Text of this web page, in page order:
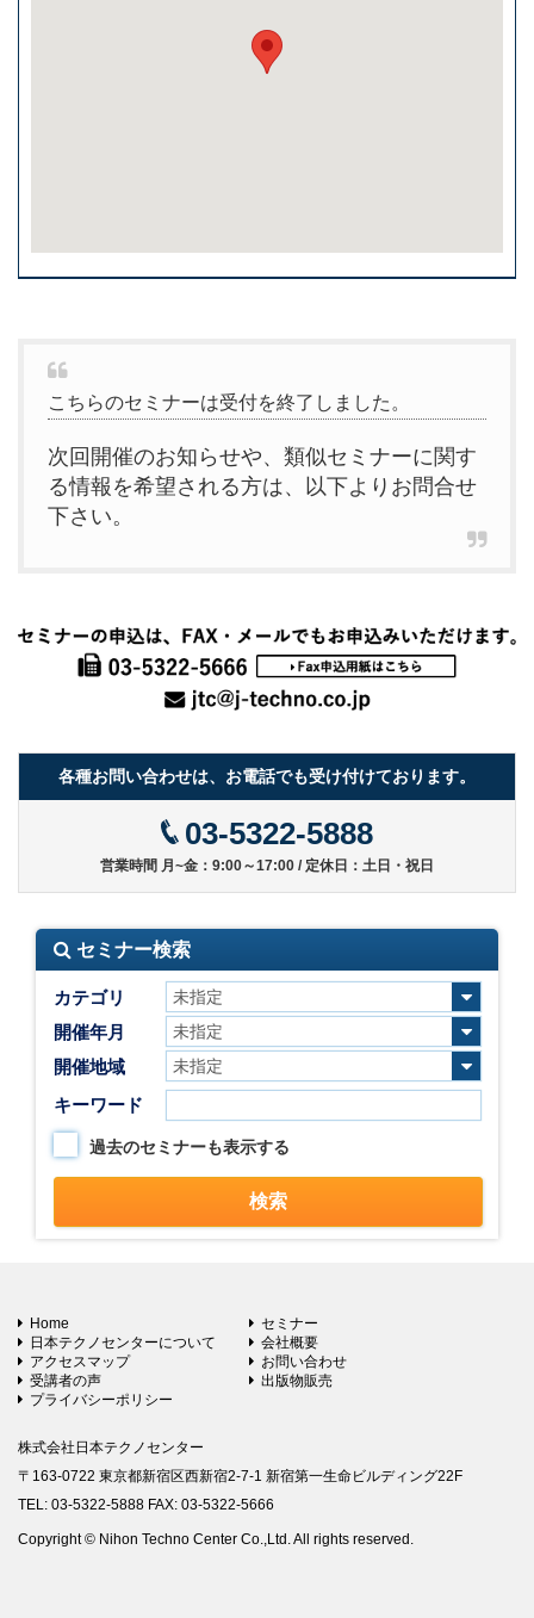
こちらのセミナーは受付を終了しました。
次回開催のお知らせや、類似セミナーに関す
る情報を希望される方は、以下よりお問合せ
下さい。
各種お問い合わせは、お電話でも受け付けております。
03-5322-5888
営業時間 月~金：9:00～17:00 / 定休日：土日・祝日
セミナー検索
カテゴリ
開催年月
開催地域
キーワード
過去のセミナーも表示する
Home
セミナー
日本テクノセンターについて
会社概要
アクセスマップ
お問い合わせ
受講者の声
出版物販売
プライバシーポリシー
株式会社日本テクノセンター
〒163-0722 東京都新宿区西新宿2-7-1 新宿第一生命ビルディング22F
TEL: 03-5322-5888 FAX: 03-5322-5666
Copyright © Nihon Techno Center Co.,Ltd. All rights reserved.